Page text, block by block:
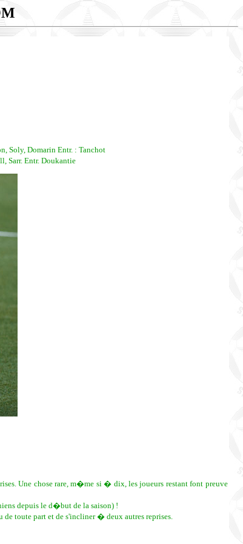
Soly, Domarin Entr. : Tanchot
Sarr. Entr. Doukantie
Une chose rare, m�me si � dix, les joueurs restant font preuve
depuis le d�but de la saison) !
toute part et de s'incliner � deux autres reprises.